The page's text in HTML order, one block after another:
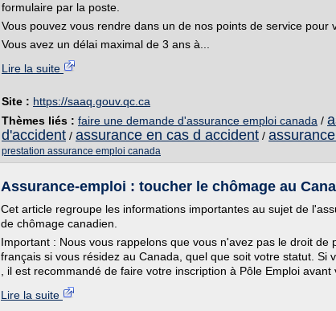
formulaire par la poste.
Vous pouvez vous rendre dans un de nos points de service pour
Vous avez un délai maximal de 3 ans à...
Lire la suite
Site : https://saaq.gouv.qc.ca
Thèmes liés : faire une demande d'assurance emploi canada /
d'accident / assurance en cas d accident /
prestation assurance emploi canada
Assurance-emploi : toucher le chômage au
Cet article regroupe les informations importantes au sujet de
de chômage canadien.
Important : Nous vous rappelons que vous n'avez pas le droit de
français si vous résidez au Canada, quel que soit votre statut. Si
, il est recommandé de faire votre inscription à Pôle Emploi avant
Lire la suite